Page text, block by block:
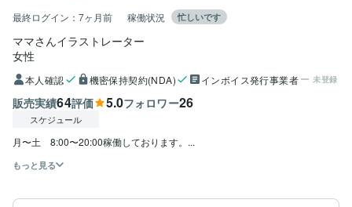
最終ログイン： 7ヶ月前 稼働状況 忙しいです
ママさんイラストレーター
女性
本人確認 機密保持契約(NDA) インボイス発行事業者 未登録
販売実績64評価 5.0フォロワー26
スケジュール
月〜土　8:00〜20:00稼働しております。...
もっと見る